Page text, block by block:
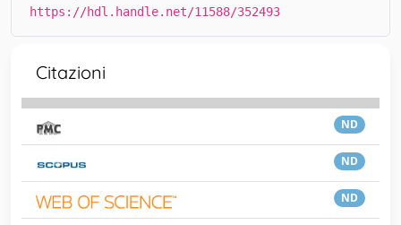
https://hdl.handle.net/11588/352493
Citazioni
ND
ND
ND